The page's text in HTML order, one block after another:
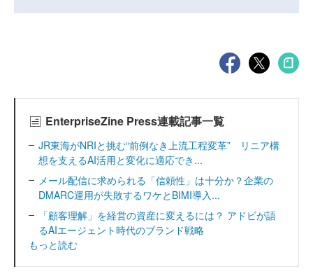
EnterpriseZine Press連載記事一覧
JR東海がNRIと挑む“前例なき上流工程変革” リニア構
想を支えるAI活用と変化に適応でき...
メール配信に求められる「信頼性」は十分か？企業の
DMARC運用が失敗するワケとBIMI導入...
「顧客理解」を経営の資産に変えるには？ アドビが語
るAIエージェント時代のブランド戦略
もっと読む